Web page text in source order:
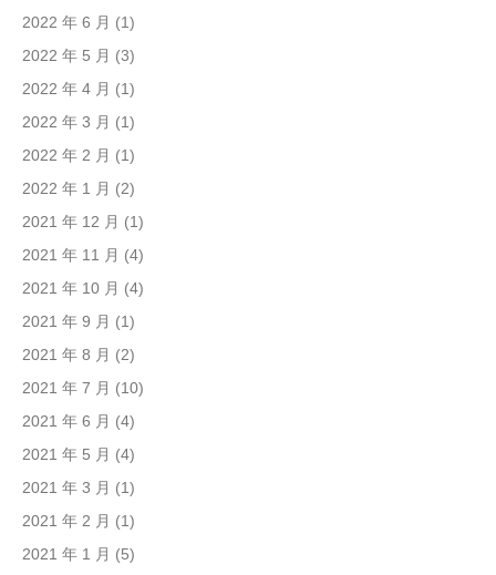
2022 年 6 月 (1)
2022 年 5 月 (3)
2022 年 4 月 (1)
2022 年 3 月 (1)
2022 年 2 月 (1)
2022 年 1 月 (2)
2021 年 12 月 (1)
2021 年 11 月 (4)
2021 年 10 月 (4)
2021 年 9 月 (1)
2021 年 8 月 (2)
2021 年 7 月 (10)
2021 年 6 月 (4)
2021 年 5 月 (4)
2021 年 3 月 (1)
2021 年 2 月 (1)
2021 年 1 月 (5)